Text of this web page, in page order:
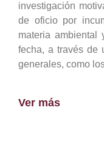
investigación
de oficio por
materia
fecha, a través de
generales, como
Ver más